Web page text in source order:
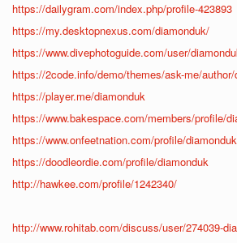
https://dailygram.com/index.php/profile-423893
https://my.desktopnexus.com/diamonduk/
https://www.divephotoguide.com/user/
https://2code.info/demo/themes/ask-me/
https://player.me/diamonduk
https://www.bakespace.com/members/profile/
https://www.onfeetnation.com/profile/diamonduk
https://doodleordie.com/profile/diamonduk
http://hawkee.com/profile/1242340/
http://www.rohitab.com/discuss/user/274039-